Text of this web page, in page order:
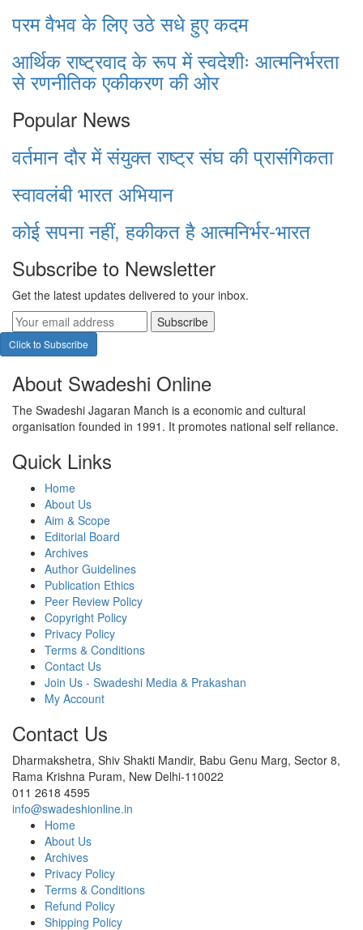
परम वैभव के लिए उठे सधे हुए कदम
आर्थिक राष्ट्रवाद के रूप में स्वदेशीः आत्मनिर्भरता
से रणनीतिक एकीकरण की ओर
Popular News
वर्तमान दौर में संयुक्त राष्ट्र संघ की प्रासंगिकता
स्वावलंबी भारत अभियान
कोई सपना नहीं, हकीकत है आत्मनिर्भर-भारत
Subscribe to Newsletter
Get the latest updates delivered to your inbox.
Subscribe
Click to Subscribe
About Swadeshi Online
The Swadeshi Jagaran Manch is a economic and cultural
organisation founded in 1991. It promotes national self reliance.
Quick Links
Home
About Us
Aim & Scope
Editorial Board
Archives
Author Guidelines
Publication Ethics
Peer Review Policy
Copyright Policy
Privacy Policy
Terms & Conditions
Contact Us
Join Us - Swadeshi Media & Prakashan
My Account
Contact Us
Dharmakshetra, Shiv Shakti Mandir, Babu Genu Marg, Sector 8,
Rama Krishna Puram, New Delhi-110022
011 2618 4595
info@swadeshionline.in
Home
About Us
Archives
Privacy Policy
Terms & Conditions
Refund Policy
Shipping Policy